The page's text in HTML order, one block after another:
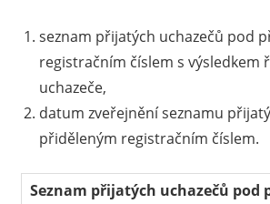
seznam přijatých uchazečů pod
registračním číslem s výsledkem
uchazeče,
datum zveřejnění seznamu
přiděleným registračním číslem.
Seznam přijatých uchazečů